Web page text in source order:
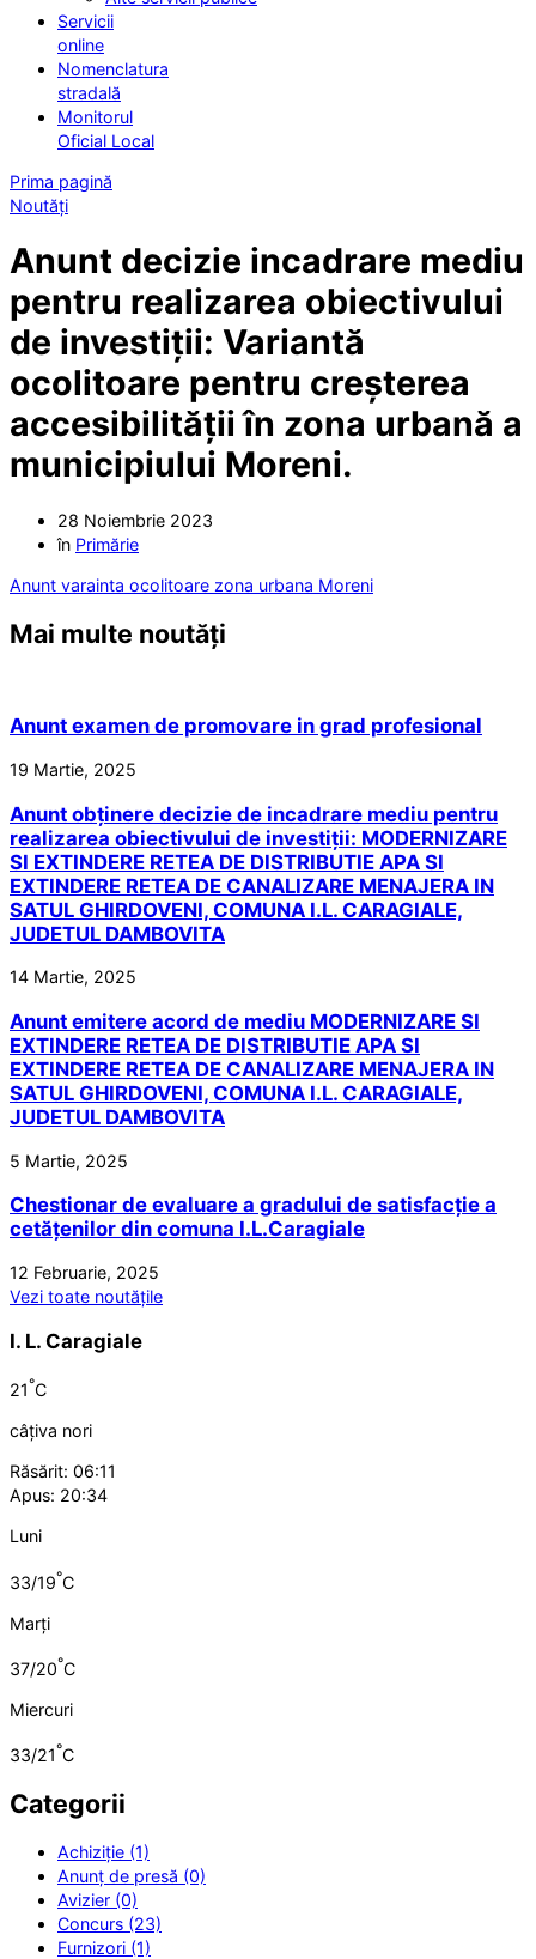
Servicii
online
Nomenclatura
stradală
Monitorul
Oficial Local
Prima pagină
Noutăți
Anunt decizie incadrare mediu
pentru realizarea obiectivului
de investiții: Variantă
ocolitoare pentru creșterea
accesibilității în zona urbană a
municipiului Moreni.
28 Noiembrie 2023
în Primărie
Anunt varainta ocolitoare zona urbana Moreni
Mai multe noutăți
Anunt examen de promovare in grad profesional
19 Martie, 2025
Anunt obținere decizie de incadrare mediu pentru
realizarea obiectivului de investiții: MODERNIZARE
SI EXTINDERE RETEA DE DISTRIBUTIE APA SI
EXTINDERE RETEA DE CANALIZARE MENAJERA IN
SATUL GHIRDOVENI, COMUNA I.L. CARAGIALE,
JUDETUL DAMBOVITA
14 Martie, 2025
Anunt emitere acord de mediu MODERNIZARE SI
EXTINDERE RETEA DE DISTRIBUTIE APA SI
EXTINDERE RETEA DE CANALIZARE MENAJERA IN
SATUL GHIRDOVENI, COMUNA I.L. CARAGIALE,
JUDETUL DAMBOVITA
5 Martie, 2025
Chestionar de evaluare a gradului de satisfacție a
cetățenilor din comuna I.L.Caragiale
12 Februarie, 2025
Vezi toate noutățile
I. L. Caragiale
21°C
câțiva nori
Răsărit: 06:11
Apus: 20:34
Luni
33/19°C
Marți
37/20°C
Miercuri
33/21°C
Categorii
Achiziție (1)
Anunț de presă (0)
Avizier (0)
Concurs (23)
Furnizori (1)